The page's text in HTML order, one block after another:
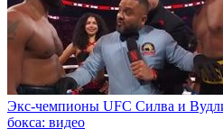
Экс-чемпионы UFC Силва и
бокса: видео